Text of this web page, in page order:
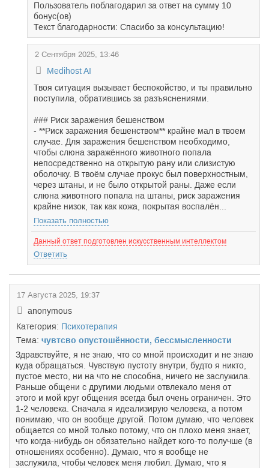
Пользователь поблагодарил за ответ на сумму 10
бонус(ов)
Текст благодарности: Спасибо за консультацию!
2 Сентября 2025, 13:46
Medihost AI
Твоя ситуация вызывает беспокойство, и ты правильно
поступила, обратившись за разъяснениями.
### Риск заражения бешенством
- **Риск заражения бешенством** крайне мал в твоем
случае. Для заражения бешенством необходимо,
чтобы слюна заражённого животного попала
непосредственно на открытую рану или слизистую
оболочку. В твоём случае прокус был поверхностным,
через штаны, и не было открытой раны. Даже если
слюна животного попала на штаны, риск заражения
крайне низок, так как кожа, покрытая воспалён...
Показать полностью
Данный ответ подготовлен искусственным интеллектом
Ответить
17 Августа 2025, 19:37
anonymous
Категория: Психотерапия
Тема: чувтсво опустошённости, бессмысленности
Здравствуйте, я не знаю, что со мной происходит и не знаю
куда обращаться. Чувствую пустоту внутри, будто я никто,
пустое место, ни на что не способна, ничего не заслужила.
Раньше общени с другими людьми отвлекало меня от
этого и мой круг общения всегда был очень ограничен. Это
1-2 человека. Сначала я идеализирую человека, а потом
понимаю, что он вообще другой. Потом думаю, что человек
общается со мной только потому, что он плохо меня знает,
что когда-нибудь он обязательно найдет кого-то получше (в
отношениях особенно). Думаю, что я вообще не
заслужила, чтобы человек меня любил. Думаю, что я